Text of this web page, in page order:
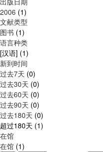
2006 (1)
文献类型
图书 (1)
语言种类
[汉语] (1)
新到时间
过去7天 (0)
过去30天 (0)
过去60天 (0)
过去90天 (0)
过去180天 (0)
超过180天 (1)
在馆
在馆 (1)